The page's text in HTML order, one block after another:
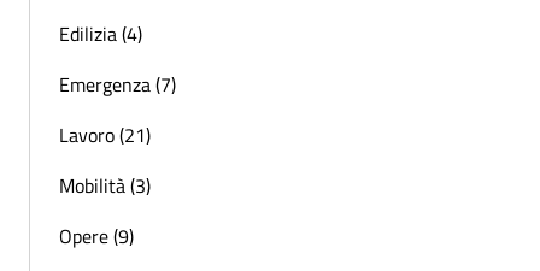
Edilizia (4)
Emergenza (7)
Lavoro (21)
Mobilità (3)
Opere (9)